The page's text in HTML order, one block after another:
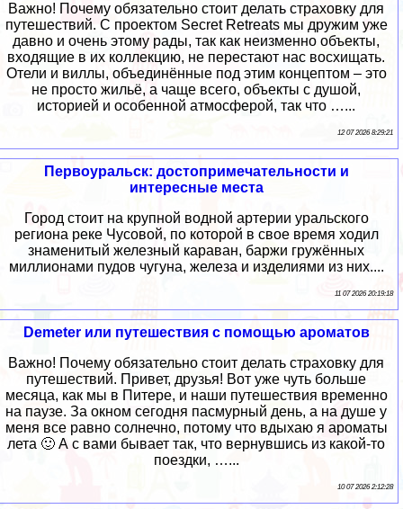
Важно! Почему обязательно стоит делать страховку для
путешествий. С проектом Secret Retreats мы дружим уже
давно и очень этому рады, так как неизменно объекты,
входящие в их коллекцию, не перестают нас восхищать.
Отели и виллы, объединённые под этим концептом – это
не просто жильё, а чаще всего, объекты с душой,
историей и особенной атмосферой, так что …...
12 07 2026 8:29:21
Первоуральск: достопримечательности и
интересные места
Город стоит на крупной водной артерии уральского
региона реке Чусовой, по которой в свое время ходил
знаменитый железный караван, баржи гружённых
миллионами пудов чугуна, железа и изделиями из них....
11 07 2026 20:19:18
Demeter или путешествия с помощью ароматов
Важно! Почему обязательно стоит делать страховку для
путешествий. Привет, друзья! Вот уже чуть больше
месяца, как мы в Питере, и наши путешествия временно
на паузе. За окном сегодня пасмурный день, а на душе у
меня все равно солнечно, потому что вдыхаю я ароматы
лета 🙂 А с вами бывает так, что вернувшись из какой-то
поездки, …...
10 07 2026 2:12:28